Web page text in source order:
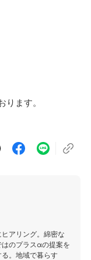
ます。
アリング。綿密な
のプラスαの提案を
。地域で暮らす